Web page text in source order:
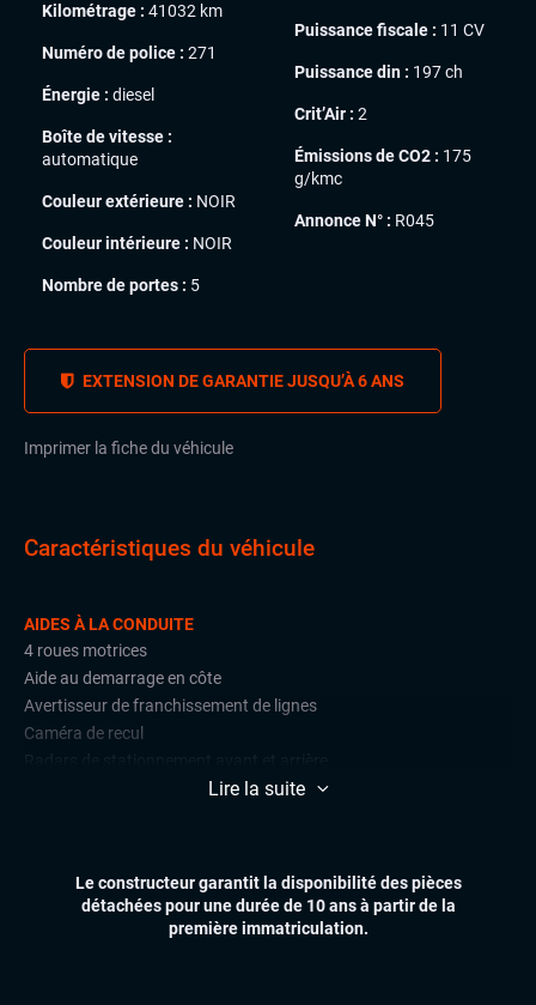
Kilométrage : 41032 km
Numéro de police : 271
Énergie : diesel
Boîte de vitesse :
automatique
Couleur extérieure : NOIR
Couleur intérieure : NOIR
Nombre de portes : 5
Puissance fiscale : 11 CV
Puissance din : 197 ch
Crit’Air : 2
Émissions de CO2 : 175
g/kmc
Annonce N° : R045
EXTENSION DE GARANTIE JUSQU’À 6 ANS
Imprimer la fiche du véhicule
Caractéristiques du véhicule
AIDES À LA CONDUITE
4 roues motrices
Aide au demarrage en côte
Avertisseur de franchissement de lignes
Caméra de recul
Régulateur et limiteur de vitesse
Climatisation automatique multizones
Essuie-glaces automatiques
Lire la suite
Le constructeur garantit la disponibilité des pièces
détachées pour une durée de 10 ans à partir de la
première immatriculation.